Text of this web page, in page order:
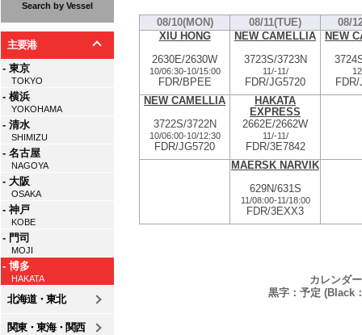
Search by Vessel
主要港
- 東京
TOKYO
- 横浜
YOKOHAMA
- 清水
SHIMIZU
- 名古屋
NAGOYA
- 大阪
OSAKA
- 神戸
KOBE
- 門司
MOJI
- 博多
HAKATA
北海道・東北
関東・東海・関西
08/10(MON) 08/11(TUE)
08/
XIU HONG
2630E/2630W
10/06:30-10/15:00
FDR/BPEE
NEW CAMELLIA
3723S/3723N
11/-11/
FDR/JG5720
NEW
NEW CAMELLIA
3722S/3722N
10/06:00-10/12:30
FDR/JG5720
HAKATA
EXPRESS
2662E/2662W
11/-11/
FDR/3E7842
MAERSK NARVIK
629N/631S
11/08:00-11/18:00
FDR/3EXX3
カレンダ
黒字：予定